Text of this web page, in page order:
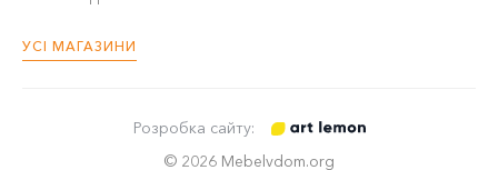
УСІ МАГАЗИНИ
Розробка сайту:
© 2026 Mebelvdom.org